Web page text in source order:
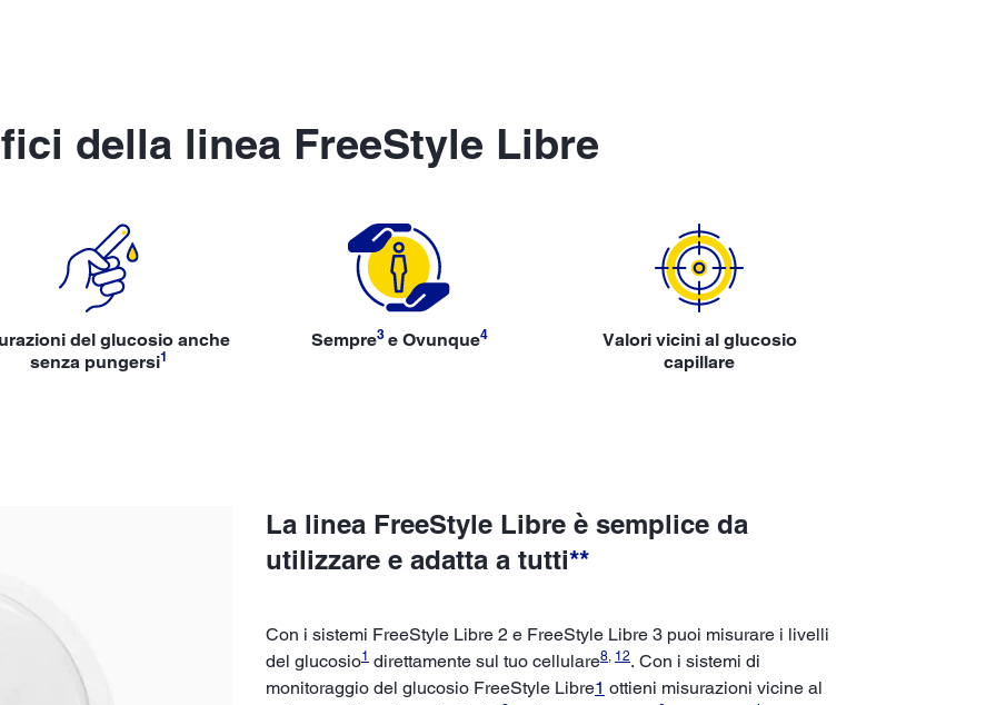
della linea FreeStyle Libre
del glucosio anche
senza pungersi1
Sempre3 e Ovunque4
Valori vicini al glucosio
capillare
La linea FreeStyle Libre è semplice da
utilizzare e adatta a tutti**
Con i sistemi FreeStyle Libre 2 e FreeStyle Libre 3 puoi misurare i livelli
del glucosio1 direttamente sul tuo cellulare8, 12. Con i sistemi di
monitoraggio del glucosio FreeStyle Libre1 ottieni misurazioni vicine al